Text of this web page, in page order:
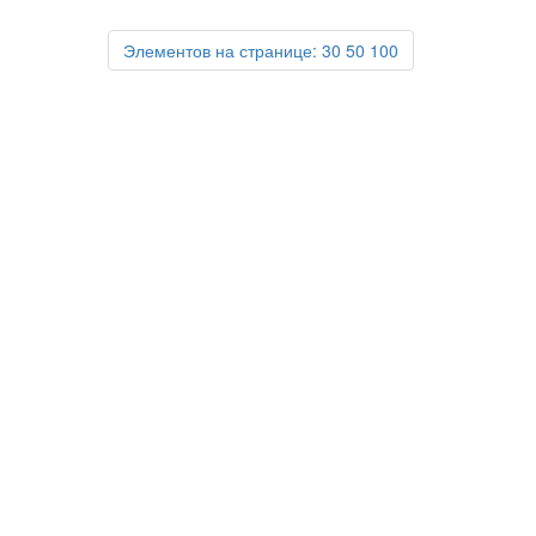
Элементов на странице: 30 50 100